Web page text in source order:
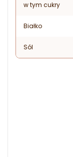
w tym cukry
Białko
Sól